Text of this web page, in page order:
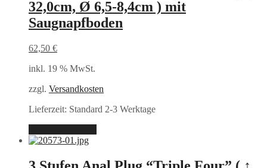
32,0cm, Ø 6,5-8,4cm ) mit
Saugnapfboden
62,50 €
inkl. 19 % MwSt.
zzgl. Versandkosten
Lieferzeit: Standard 2-3 Werktage